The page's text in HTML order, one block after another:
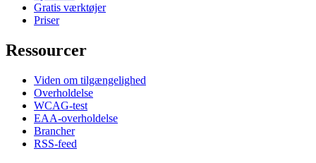
Gratis værktøjer
Priser
Ressourcer
Viden om tilgængelighed
Overholdelse
WCAG-test
EAA-overholdelse
Brancher
RSS-feed